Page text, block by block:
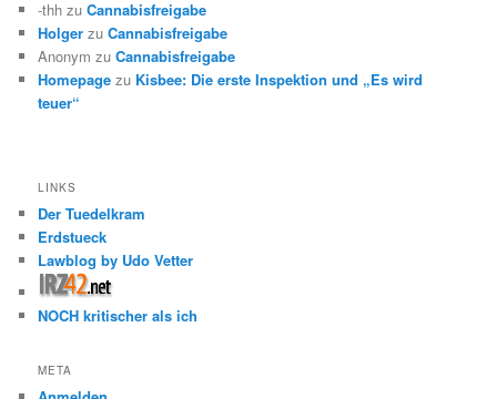
-thh zuCannabisfreigabe
Holger zuCannabisfreigabe
Anonym zuCannabisfreigabe
Homepage zu Kisbee: Die erste Inspektion und „Es wird
teuer“
LINKS
Der Tuedelkram
Erdstueck
Lawblog by Udo Vetter
NOCH kritischer als ich
META